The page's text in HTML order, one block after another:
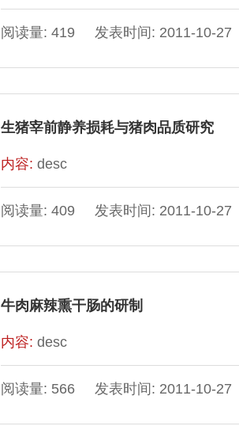
阅读量: 419 发表时间: 2011-10-27
生猪宰前静养损耗与猪肉品质研究
内容: desc
阅读量: 409 发表时间: 2011-10-27
牛肉麻辣熏干肠的研制
内容: desc
阅读量: 566 发表时间: 2011-10-27